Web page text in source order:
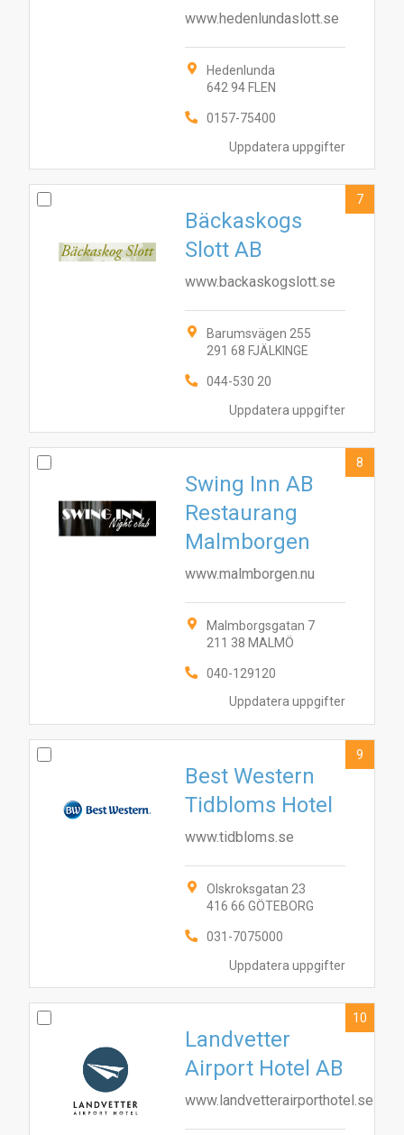
Uppdatera uppgifter
www.hedenlundaslott.se
Hedenlunda
642 94 FLEN
0157-75400
Uppdatera uppgifter
Bäckaskogs
Slott AB
www.backaskogslott.se
Barumsvägen 255
291 68 FJÄLKINGE
044-530 20
7
Uppdatera uppgifter
Swing Inn AB
Restaurang
Malmborgen
www.malmborgen.nu
Malmborgsgatan 7
211 38 MALMÖ
040-129120
8
Uppdatera uppgifter
Best Western
Tidbloms Hotel
www.tidbloms.se
Olskroksgatan 23
416 66 GÖTEBORG
031-7075000
9
Landvetter
Airport Hotel AB
www.landvetterairporthotel.se
10